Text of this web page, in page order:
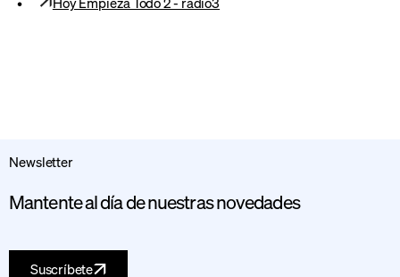
Newsletter
Mantente al día de nuestras novedades
Suscríbete